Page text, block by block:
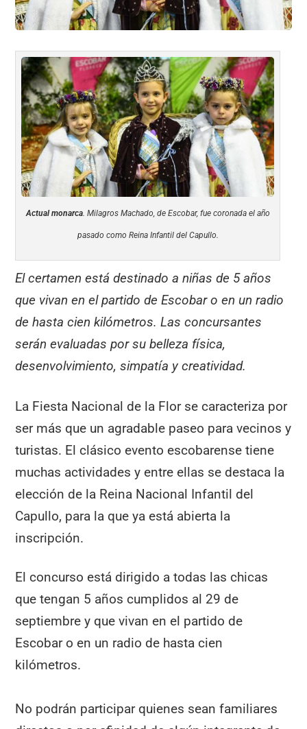
Actual monarca. Milagros Machado, de Escobar, fue coronada el año
pasado como Reina Infantil del Capullo.
El certamen está destinado a niñas de 5 años
que vivan en el partido de Escobar o en un radio
de hasta cien kilómetros. Las concursantes
serán evaluadas por su belleza física,
desenvolvimiento, simpatía y creatividad.
La Fiesta Nacional de la Flor se caracteriza por
ser más que un agradable paseo para vecinos y
turistas. El clásico evento escobarense tiene
muchas actividades y entre ellas se destaca la
elección de la Reina Nacional Infantil del
Capullo, para la que ya está abierta la
inscripción.
El concurso está dirigido a todas las chicas
que tengan 5 años cumplidos al 29 de
septiembre y que vivan en el partido de
Escobar o en un radio de hasta cien
kilómetros.
No podrán participar quienes sean familiares